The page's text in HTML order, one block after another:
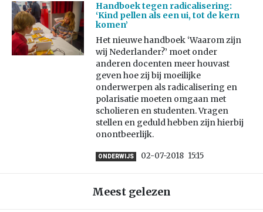
Handboek tegen radicalisering:
‘Kind pellen als een ui, tot de kern
komen’
Het nieuwe handboek ‘Waarom zijn
wij Nederlander?’ moet onder
anderen docenten meer houvast
geven hoe zij bij moeilijke
onderwerpen als radicalisering en
polarisatie moeten omgaan met
scholieren en studenten. Vragen
stellen en geduld hebben zijn hierbij
onontbeerlijk.
ONDERWIJS 02-07-2018 15:15
Meest gelezen